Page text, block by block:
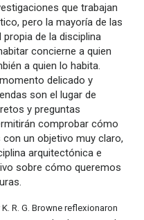
que trabajan
pero la mayoría de las
de la disciplina
concierne a quien
a quien lo habita.
delicado y
son el lugar de
y preguntas
comprobar cómo
un objetivo muy claro,
arquitectónica e
sobre cómo queremos
R. G. Browne reflexionaron